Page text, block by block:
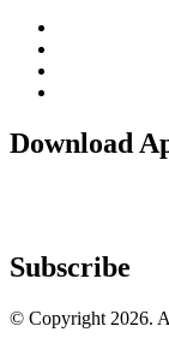
Download
Subscribe
© Copyright 2026.